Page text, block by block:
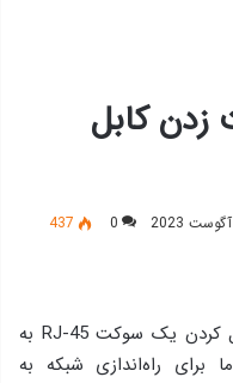
زدن کابل
0
437
، وصل کردن یک سوکت RJ-45 به
راه‌اندازی شبکه به